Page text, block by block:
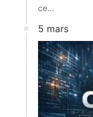
ce…
5 mars